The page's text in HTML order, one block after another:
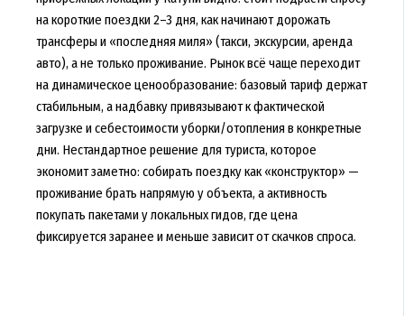
на короткие поездки 2–3 дня, как начинают дорожать
трансферы и «последняя миля» (такси, экскурсии, аренда
авто), а не только проживание. Рынок всё чаще переходит
на динамическое ценообразование: базовый тариф держат
стабильным, а надбавку привязывают к фактической
загрузке и себестоимости уборки/отопления в конкретные
дни. Нестандартное решение для туриста, которое
экономит заметно: собирать поездку как «конструктор» —
проживание брать напрямую у объекта, а активность
покупать пакетами у локальных гидов, где цена
фиксируется заранее и меньше зависит от скачков спроса.